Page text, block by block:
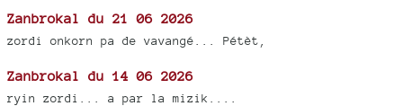
Zanbrokal du 21 06 2026
zordi onkorn pa de vavangé... Pétèt,
Zanbrokal du 14 06 2026
ryin zordi... a par la mizik....